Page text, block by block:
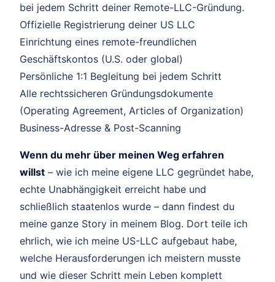
bei jedem Schritt deiner Remote-LLC-Gründung.
Offizielle Registrierung deiner US LLC
Einrichtung eines remote-freundlichen
Geschäftskontos (U.S. oder global)
Persönliche 1:1 Begleitung bei jedem Schritt
Alle rechtssicheren Gründungsdokumente
(Operating Agreement, Articles of Organization)
Business-Adresse & Post-Scanning
Wenn du mehr über meinen Weg erfahren
willst – wie ich meine eigene LLC gegründet habe,
echte Unabhängigkeit erreicht habe und
schließlich staatenlos wurde – dann findest du
meine ganze Story in meinem Blog. Dort teile ich
ehrlich, wie ich meine US-LLC aufgebaut habe,
welche Herausforderungen ich meistern musste
und wie dieser Schritt mein Leben komplett